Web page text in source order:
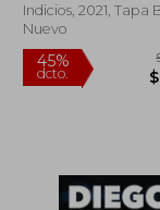
Indicios, 2021, Tapa
Nuevo